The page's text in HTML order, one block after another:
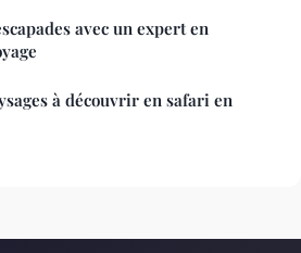
avec un expert en
à découvrir en safari en